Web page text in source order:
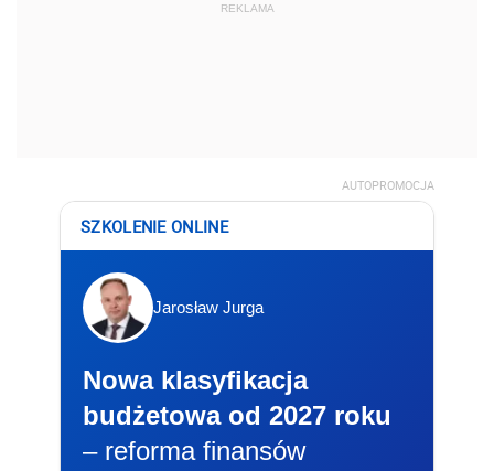
REKLAMA
AUTOPROMOCJA
SZKOLENIE ONLINE
Jarosław Jurga
Nowa klasyfikacja
budżetowa od 2027 roku
– reforma finansów